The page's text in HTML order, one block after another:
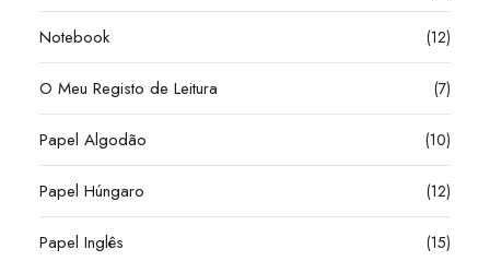
Notebook (12)
O Meu Registo de Leitura (7)
Papel Algodão (10)
Papel Húngaro (12)
Papel Inglês (15)